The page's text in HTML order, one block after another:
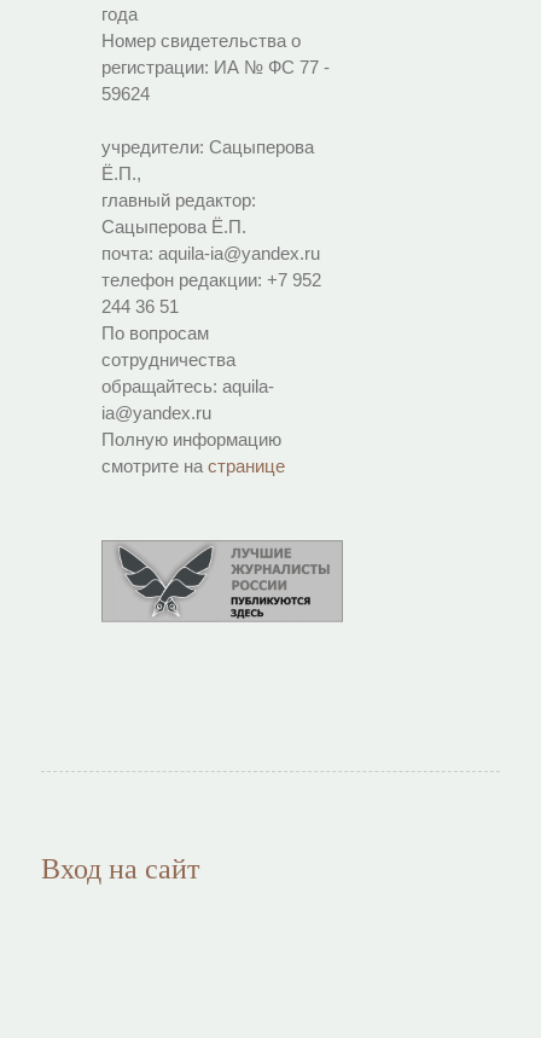
года
Номер свидетельства о
регистрации: ИА № ФС 77 -
59624
учредители: Сацыперова
Ё.П.,
главный редактор:
Сацыперова Ё.П.
почта: aquila-ia@yandex.ru
телефон редакции: +7 952
244 36 51
По вопросам
сотрудничества
обращайтесь: aquila-
ia@yandex.ru
Полную информацию
смотрите на странице
Вход на сайт